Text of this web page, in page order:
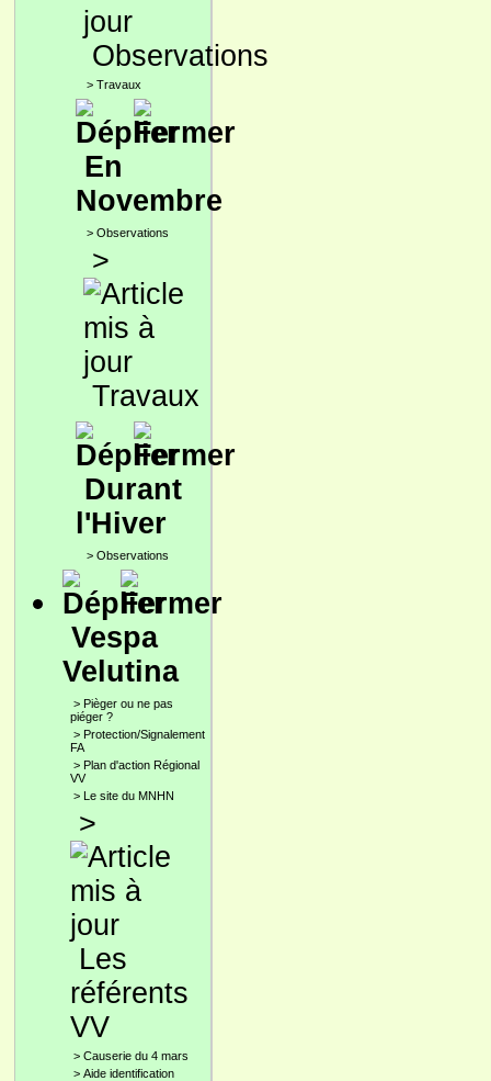
Observations
> Travaux
En
Novembre
> Observations
>
Travaux
Durant
l'Hiver
> Observations
Vespa
Velutina
> Pièger ou ne pas
piéger ?
> Protection/Signalement
FA
> Plan d'action Régional
VV
> Le site du MNHN
>
Les
référents
VV
> Causerie du 4 mars
> Aide identification